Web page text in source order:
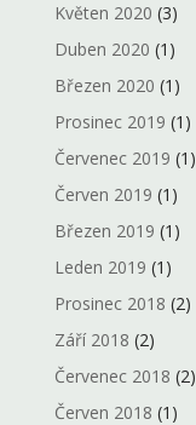
Květen 2020 (3)
Duben 2020 (1)
Březen 2020 (1)
Prosinec 2019 (1)
Červenec 2019 (1)
Červen 2019 (1)
Březen 2019 (1)
Leden 2019 (1)
Prosinec 2018 (2)
Září 2018 (2)
Červenec 2018 (2)
Červen 2018 (1)